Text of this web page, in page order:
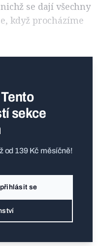
se dají všechny
když procházíme
sekce
od 139 Kč měsíčně!
se